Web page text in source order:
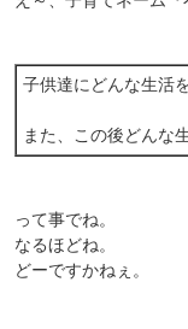
子供達にどんな生活
また、この後どんな
って事でね。
なるほどね。
どーですかねぇ。